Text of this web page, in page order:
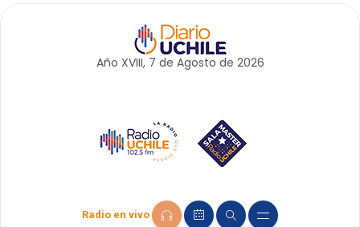
Año XVIII, 7 de Agosto de 2026
Radio en vivo